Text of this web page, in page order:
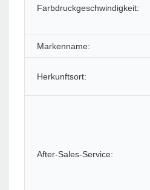
Farbdruckgeschwindigkeit:
Markenname:
Herkunftsort:
After-Sales-Service: